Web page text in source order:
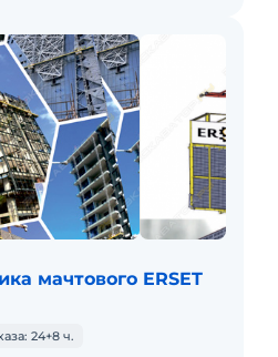
мачтового ERSET
24+8 ч.